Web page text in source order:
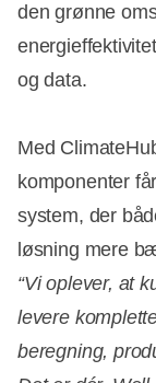
den grønne
og data.
Med
komponenter
system, der
løsning mere
“Vi oplever, at
levere
beregning,